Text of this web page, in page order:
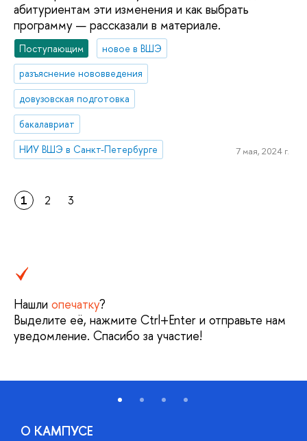
абитуриентам эти изменения и как выбрать
программу — рассказали в материале.
Поступающим
новое в ВШЭ
разъяснение нововведения
довузовская подготовка
бакалавриат
НИУ ВШЭ в Санкт-Петербурге
7 мая, 2024 г.
1 2 3
Нашли опечатку?
Выделите её, нажмите Ctrl+Enter и отправьте нам
уведомление. Спасибо за участие!
О КАМПУСЕ